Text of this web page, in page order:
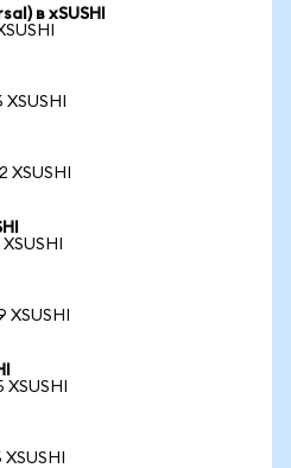
в xSUSHI